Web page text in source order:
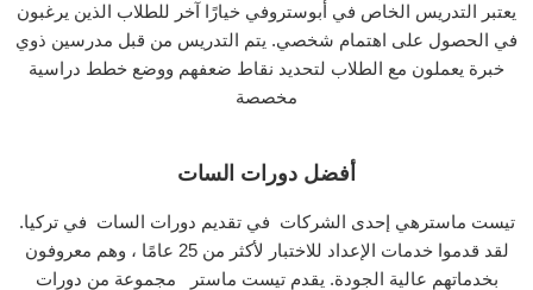
يعتبر التدريس الخاص في أبوستروفي خيارًا آخر للطلاب الذين يرغبون
في الحصول على اهتمام شخصي. يتم التدريس من قبل مدرسين ذوي
خبرة يعملون مع الطلاب لتحديد نقاط ضعفهم ووضع خطط دراسية
مخصصة
أفضل دورات السات
تيست ماسترهي إحدى الشركات في تقديم دورات السات في تركيا.
لقد قدموا خدمات الإعداد للاختبار لأكثر من 25 عامًا ، وهم معروفون
بخدماتهم عالية الجودة. يقدم تيست ماستر مجموعة من دورات